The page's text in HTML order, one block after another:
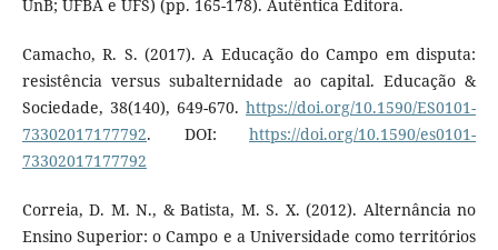
UnB; UFBA e UFS) (pp. 165-178). Autêntica Editora.
Camacho, R. S. (2017). A Educação do Campo em disputa:
resistência versus subalternidade ao capital. Educação &
Sociedade, 38(140), 649-670.https://doi.org/10.1590/ES0101-
73302017177792. DOI:https://doi.org/10.1590/es0101-
73302017177792
Correia, D. M. N., & Batista, M. S. X. (2012). Alternância no
Ensino Superior: o Campo e a Universidade como territórios